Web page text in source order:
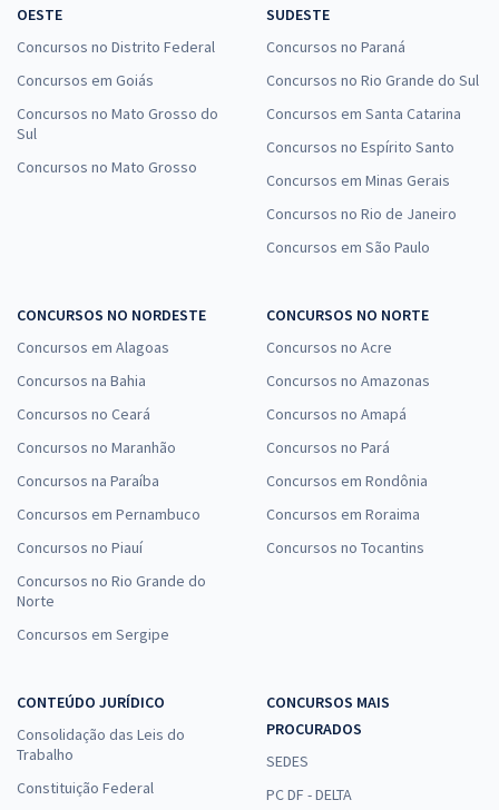
OESTE
Concursos no Distrito Federal
Concursos em Goiás
Concursos no Mato Grosso do
Sul
Concursos no Mato Grosso
SUDESTE
Concursos no Paraná
Concursos no Rio Grande do Sul
Concursos em Santa Catarina
Concursos no Espírito Santo
Concursos em Minas Gerais
Concursos no Rio de Janeiro
Concursos em São Paulo
CONCURSOS NO NORDESTE
Concursos em Alagoas
Concursos na Bahia
Concursos no Ceará
Concursos no Maranhão
Concursos na Paraíba
Concursos em Pernambuco
Concursos no Piauí
Concursos no Rio Grande do
Norte
Concursos em Sergipe
CONCURSOS NO NORTE
Concursos no Acre
Concursos no Amazonas
Concursos no Amapá
Concursos no Pará
Concursos em Rondônia
Concursos em Roraima
Concursos no Tocantins
CONTEÚDO JURÍDICO
Consolidação das Leis do
Trabalho
Constituição Federal
CONCURSOS MAIS
PROCURADOS
SEDES
PC DF - DELTA